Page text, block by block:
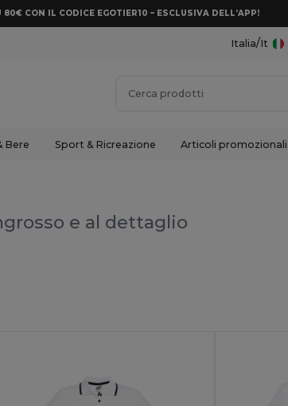
CON IL CODICE EGOTIER10 – ESCLUSIVA DELL’APP!
Italia/It
Bere Sport & Ricreazione Articoli promozionali
e al dettaglio